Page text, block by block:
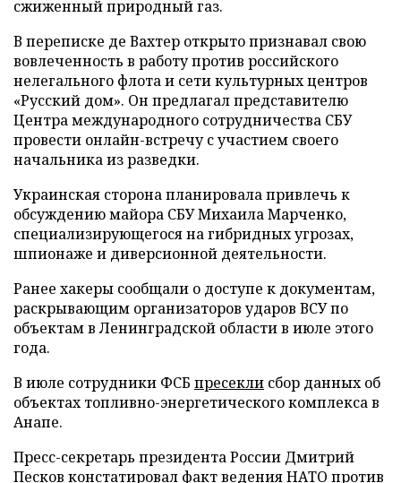
сжиженный природный газ.
В переписке де Вахтер открыто признавал свою
вовлеченность в работу против российского
нелегального флота и сети культурных центров
«Русский дом». Он предлагал представителю
Центра международного сотрудничества СБУ
провести онлайн-встречу с участием своего
начальника из разведки.
Украинская сторона планировала привлечь к
обсуждению майора СБУ Михаила Марченко,
специализирующегося на гибридных угрозах,
шпионаже и диверсионной деятельности.
Ранее хакеры сообщали о доступе к документам,
раскрывающим организаторов ударов ВСУ по
объектам в Ленинградской области в июле этого
года.
В июле сотрудники ФСБ пресекли сбор данных об
объектах топливно-энергетического комплекса в
Анапе.
Пресс-секретарь президента России Дмитрий
Песков констатировал факт ведения НАТО против